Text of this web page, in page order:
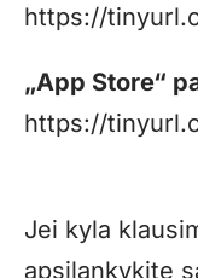
https://
„App Store“
https://
Jei kyla
apsilankykite